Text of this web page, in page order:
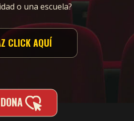
o una escuela?
CLICK AQUÍ
DONA